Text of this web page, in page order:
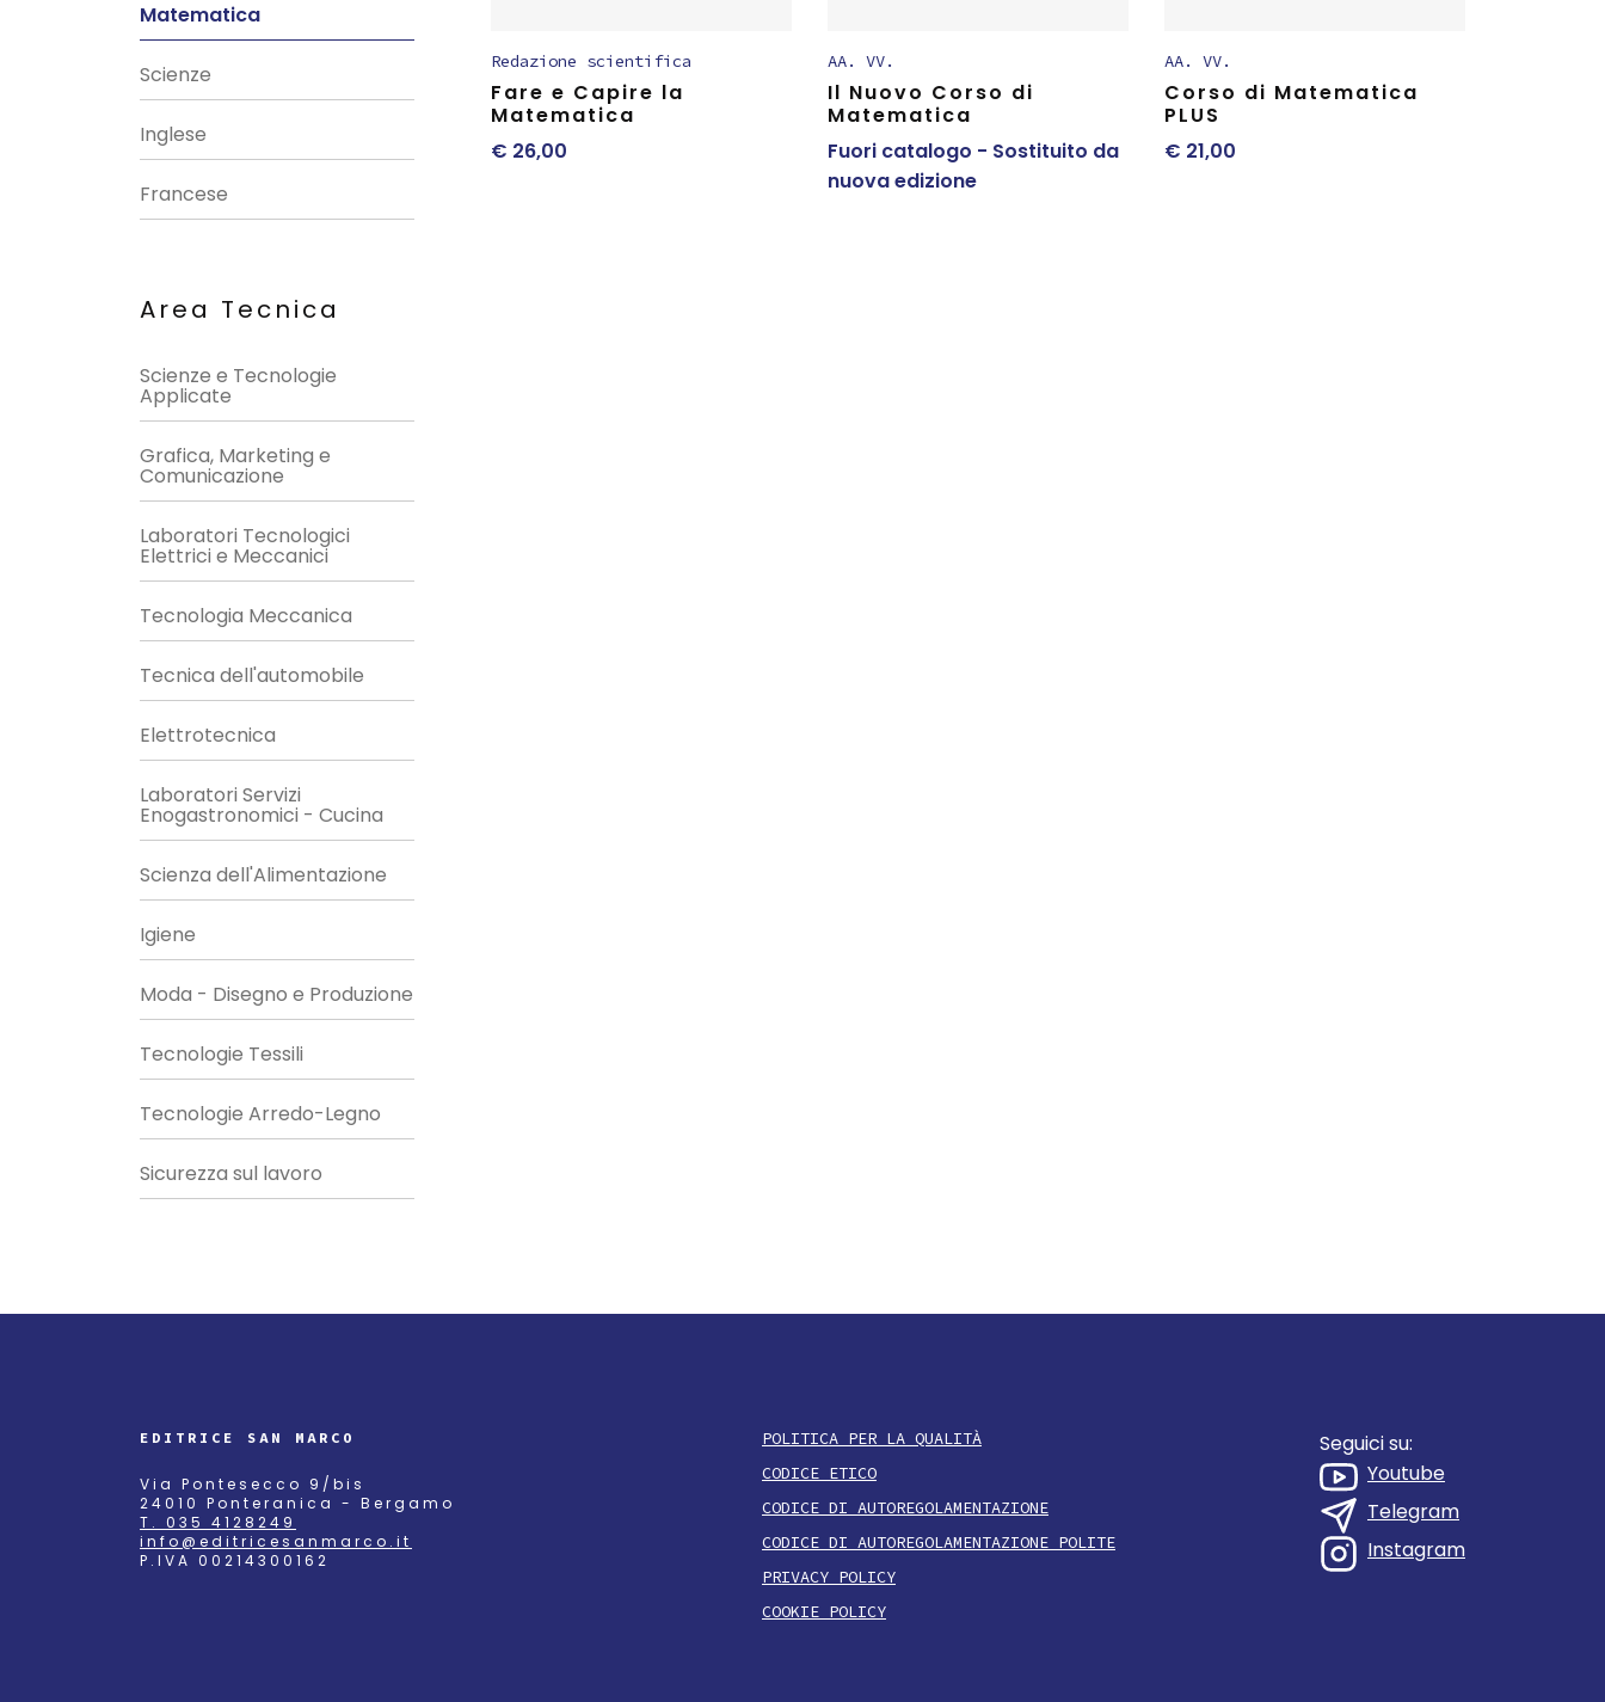
Matematica
Scienze
Inglese
Francese
Area Tecnica
Scienze e Tecnologie
Applicate
Grafica, Marketing e
Comunicazione
Laboratori Tecnologici
Elettrici e Meccanici
Tecnologia Meccanica
Tecnica dell'automobile
Elettrotecnica
Laboratori Servizi
Enogastronomici - Cucina
Scienza dell'Alimentazione
Igiene
Moda - Disegno e Produzione
Tecnologie Tessili
Tecnologie Arredo-Legno
Sicurezza sul lavoro
Redazione scientifica
Fare e Capire la
Matematica
€ 26,00
AA. VV.
Il Nuovo Corso di
Matematica
Fuori catalogo - Sostituito da
nuova edizione
AA. VV.
Corso di Matematica
PLUS
€ 21,00
EDITRICE SAN MARCO
Via Pontesecco 9/bis
24010 Ponteranica - Bergamo
T. 035 4128249
info@editricesanmarco.it
P.IVA 00214300162
POLITICA PER LA QUALITÀ
CODICE ETICO
CODICE DI AUTOREGOLAMENTAZIONE
CODICE DI AUTOREGOLAMENTAZIONE POLITE
PRIVACY POLICY
COOKIE POLICY
Seguici su:
Youtube
Telegram
Instagram